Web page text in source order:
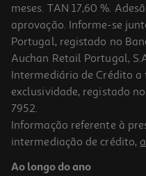
meses. TAN 17,60 %.
aprovação. Informe-se
Portugal, registado no
Auchan Retail Portugal,
Intermediário de Crédito
exclusividade, registado
7952.
Informação referente à
intermediação de crédito,
Ao longo do ano